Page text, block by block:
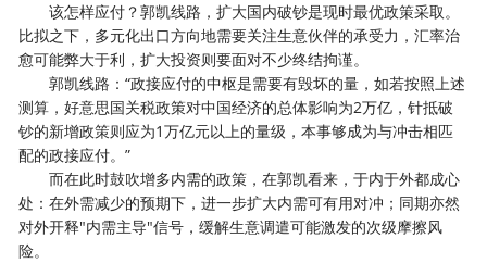
该怎样应付？郭凯线路，扩大国内破钞是现时最优政策采取。
比拟之下，多元化出口方向地需要关注生意伙伴的承受力，汇率治
愈可能弊大于利，扩大投资则要面对不少终结拘谨。
郭凯线路：“政接应付的中枢是需要有毁坏的量，如若按照上述
测算，好意思国关税政策对中国经济的总体影响为2万亿，针抵破
钞的新增政策则应为1万亿元以上的量级，本事够成为与冲击相匹
配的政接应付。”
而在此时鼓吹增多内需的政策，在郭凯看来，于内于外都成心
处：在外需减少的预期下，进一步扩大内需可有用对冲；同期亦然
对外开释"内需主导"信号，缓解生意调遣可能激发的次级摩擦风
险。